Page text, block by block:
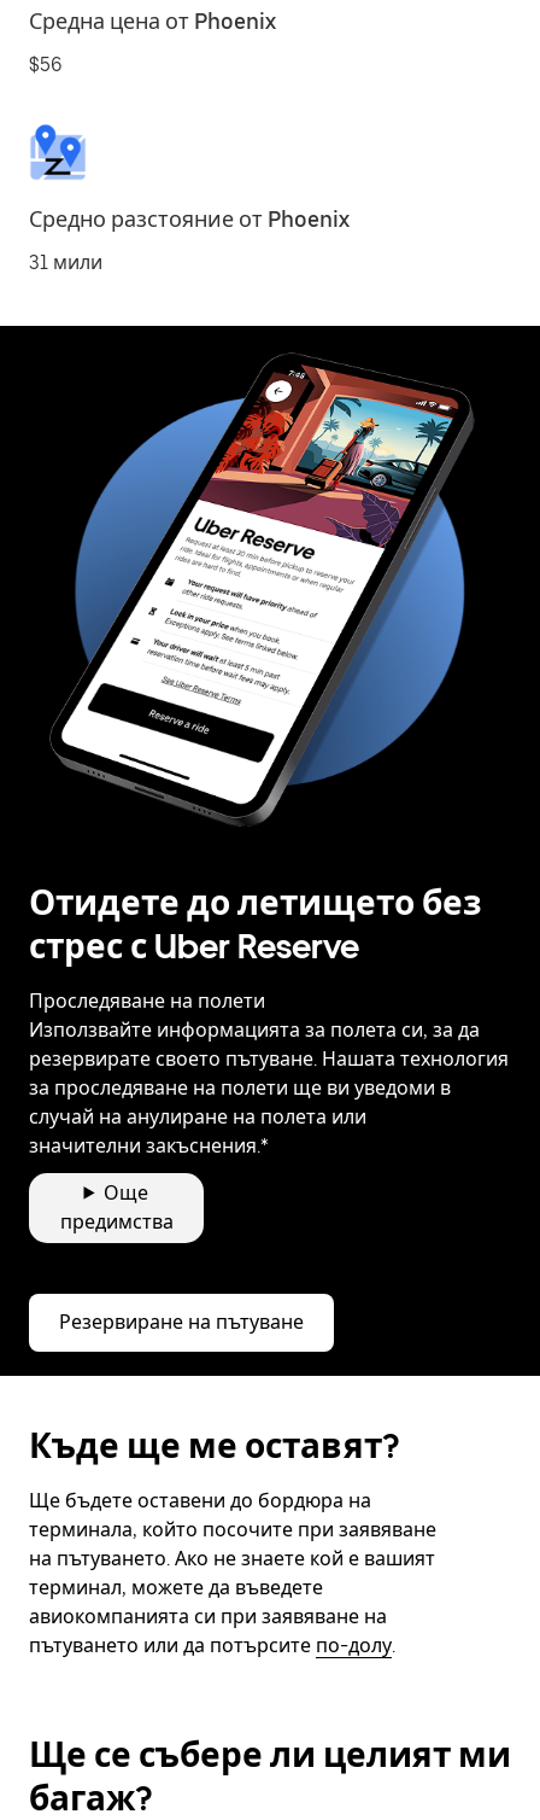
Средна цена от Phoenix
$56
Средно разстояние от Phoenix
31 мили
Отидете до летището без
стрес с Uber Reserve
Проследяване на полети
Използвайте информацията за полета си, за да
резервирате своето пътуване. Нашата технология
за проследяване на полети ще ви уведоми в
случай на анулиране на полета или
значителни закъснения.*
Още
предимства
Резервиране на пътуване
Къде ще ме оставят?
Ще бъдете оставени до бордюра на
терминала, който посочите при заявяване
на пътуването. Ако не знаете кой е вашият
терминал, можете да въведете
авиокомпанията си при заявяване на
пътуването или да потърсите по-долу
Ще се събере ли целият ми
багаж?